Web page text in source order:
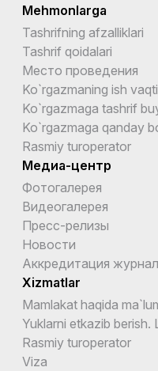
Mehmonlarga
Tashrifning afzalliklari
Tashrif qoidalari
Место проведения
Ko`rgazmaning ish vaqti
Ko`rgazmaga tashrif
Ko`rgazmaga qanday
Rasmiy turoperator
Медиа-центр
Фотогалерея
Видеогалерея
Пресс-релизы
Новости
Аккредитация
Xizmatlar
Mamlakat haqida
Yuklarni etkazib berish.
Rasmiy turoperator
Viza